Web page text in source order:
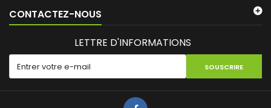
CONTACTEZ-NOUS
LETTRE D'INFORMATIONS
SOUSCRIRE